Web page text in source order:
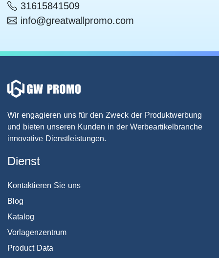
31615841509
info@greatwallpromo.com
Wir engagieren uns für den Zweck der Produktwerbung
und bieten unseren Kunden in der Werbeartikelbranche
innovative Dienstleistungen.
Dienst
Kontaktieren Sie uns
Blog
Katalog
Vorlagenzentrum
Product Data